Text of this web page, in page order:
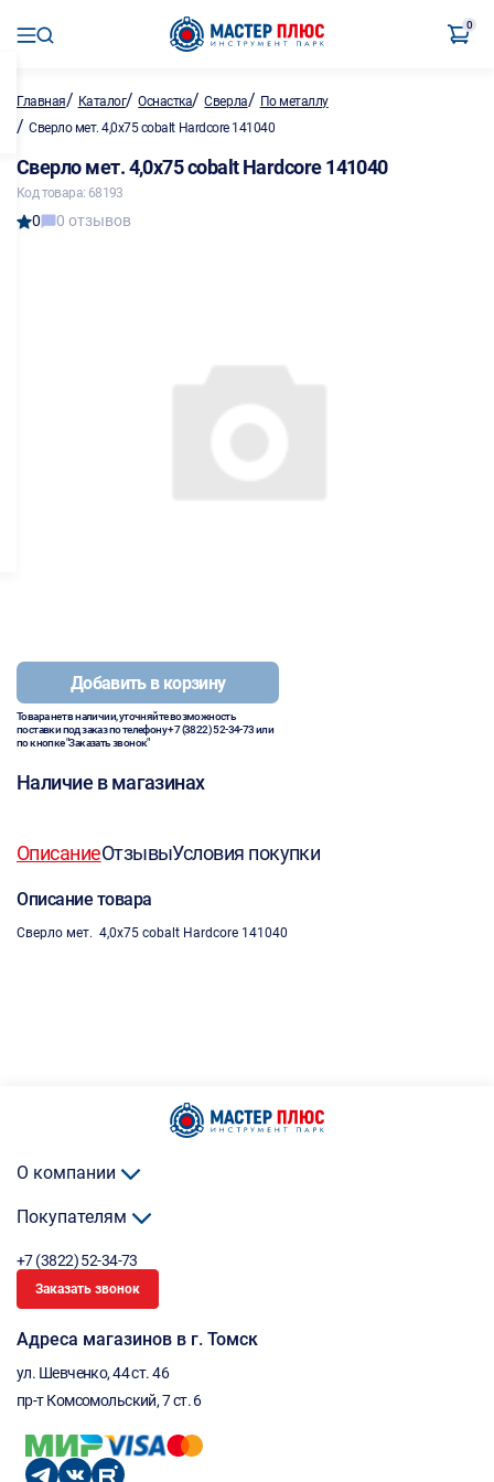
0
Главная/ Каталог/Оснастка/Сверла/ По металлу
/ Сверло мет. 4,0х75 cobalt Hardcore 141040
Сверло мет. 4,0х75 cobalt Hardcore 141040
Код товара: 68193
0 0 отзывов
Добавить в корзину
Товара нет в наличии, уточняйте возможность
поставки под заказ по телефону+7 (3822) 52-34-73или
по кнопке "Заказать звонок"
Наличие в магазинах
ОписаниеОтзывыУсловия покупки
Описание товара
Сверло мет. 4,0х75 cobalt Hardcore 141040
О компании
Покупателям
+7 (3822) 52-34-73
Заказать звонок
Адреса магазинов в г. Томск
ул. Шевченко, 44 ст. 46
пр-т Комсомольский, 7 ст. 6